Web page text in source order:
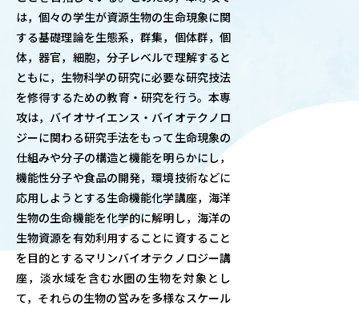
OUR OPEN
学問探求セミナー
ABOUT
学部概要
は，個々の学生が資源生物の生命現象に関
する基礎理論を生態系，群集，個体群，個
体，器官，細胞，分子レベルで理解すると
ともに，生物科学の研究に必要な研究技法
を修得するための教育・研究を行う。本専
攻は，バイオサイエンス・バイオテクノロ
ジーに関わる研究手法をもって生命現象の
仕組みや分子の構造と機能を明らかにし，
機能性分子や食品の開発，環境技術などに
応用しようとする生命機能化学講座，海洋
生物の生命機能を化学的に解明し，海洋の
生物資源を有効利用することに資すること
を目的とするマリンバイオテクノロジー講
座，淡水域を含む水圏の生物を対象とし
て，それらの生物の営みを多様なスケール